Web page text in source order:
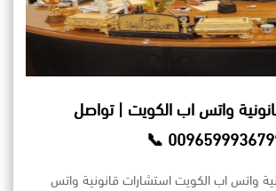
واتس اب الكويت | تواصل
واتس اب الكويت استشارات قانونية واتس